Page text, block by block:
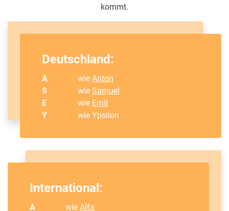
kommt.
Deutschland:
A wieAnton
S
wieSamuel
E
wie Emil
Y
wie Ypsilon
International:
A wieAlfa